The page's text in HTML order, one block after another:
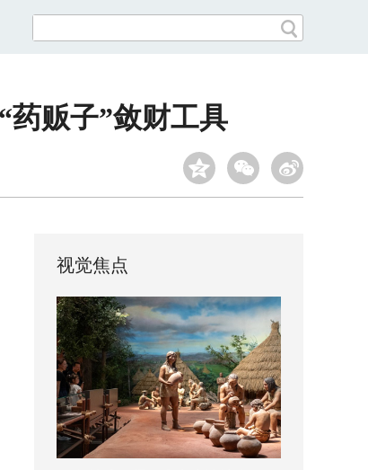
药贩子”敛财工具
视觉焦点